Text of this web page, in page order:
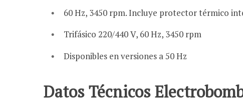
60 Hz, 3450 rpm. Incluye protector térmico
Trifásico 220/440 V, 60 Hz, 3450 rpm
Disponibles en versiones a 50 Hz
Datos Técnicos